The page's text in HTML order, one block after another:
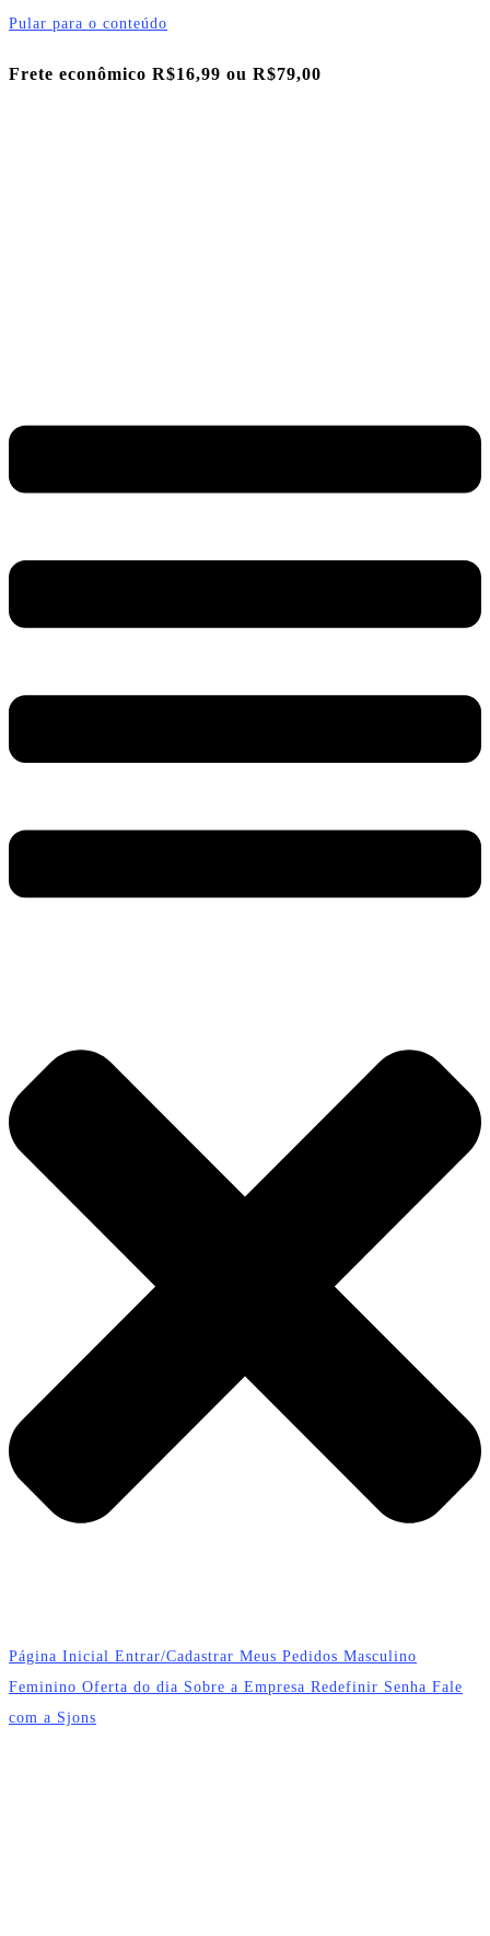
Pular para o conteúdo
Frete econômico R$16,99 ou R$79,00
Página Inicial Entrar/Cadastrar Meus Pedidos Masculino
Feminino Oferta do dia Sobre a Empresa Redefinir Senha Fale
com a Sjons